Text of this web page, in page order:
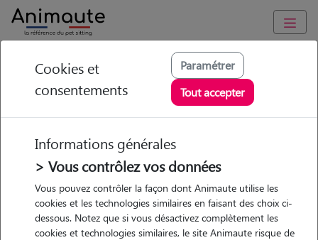
Animaute Auvergne-Rhône-Alpes Isère/Villard-Bonnot
Adèle - Petsitter à
LES ADRETS
• 20 ans
Garde
chez le Pet Sitter
Promenades
Cookies et
consentements
Paramétrer
Tout accepter
Informations générales
> Vous contrôlez vos données
Vous pouvez contrôler la façon dont Animaute utilise les
cookies et les technologies similaires en faisant des choix ci-
dessous. Notez que si vous désactivez complètement les
cookies et technologies similaires, le site Animaute risque de